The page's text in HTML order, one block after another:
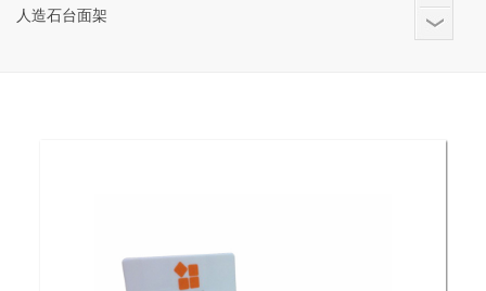
人造石台面架